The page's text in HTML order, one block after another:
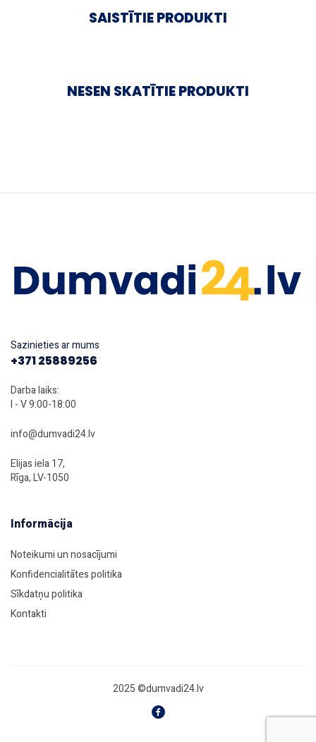
SAISTĪTIE PRODUKTI
NESEN SKATĪTIE PRODUKTI
Sazinieties ar mums
+371 25889256
Darba laiks:
I - V 9:00-18:00
info@dumvadi24.lv
Elijas iela 17,
Rīga, LV-1050
Informācija
Noteikumi un nosacījumi
Konfidencialitātes politika
Sīkdatņu politika
Kontakti
2025 ©dumvadi24.lv